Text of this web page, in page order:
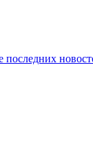
последних